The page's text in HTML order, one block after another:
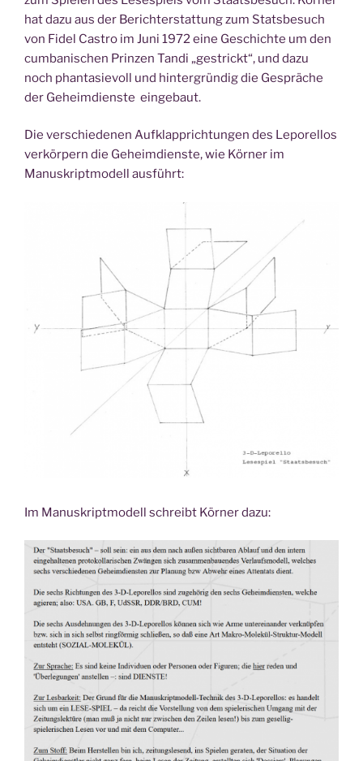
hat dazu aus der Berichterstattung zum Statsbesuch
von Fidel Castro im Juni 1972 eine Geschichte um den
cumbanischen Prinzen Tandi „gestrickt“, und dazu
noch phantasievoll und hintergründig die Gespräche
der Geheimdienste eingebaut.
Die verschiedenen Aufklapprichtungen des Leporellos
verkörpern die Geheimdienste, wie Körner im
Manuskriptmodell ausführt:
Im Manuskriptmodell schreibt Körner dazu: